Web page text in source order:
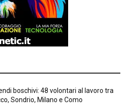
boschivi: 48 volontari al lavoro tra
Sondrio, Milano e Como